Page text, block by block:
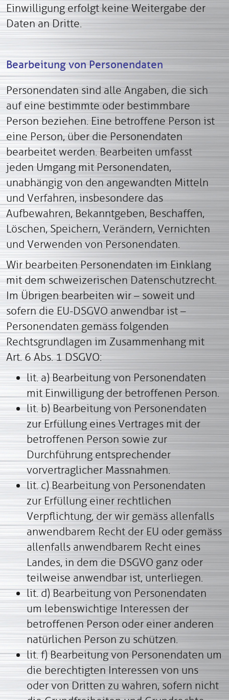
Einwilligung erfolgt keine Weitergabe der
Daten an Dritte.
Bearbeitung von Personendaten
Personendaten sind alle Angaben, die sich
auf eine bestimmte oder bestimmbare
Person beziehen. Eine betroffene Person ist
eine Person, über die Personendaten
bearbeitet werden. Bearbeiten umfasst
jeden Umgang mit Personendaten,
unabhängig von den angewandten Mitteln
und Verfahren, insbesondere das
Aufbewahren, Bekanntgeben, Beschaffen,
Löschen, Speichern, Verändern, Vernichten
und Verwenden von Personendaten.
Wir bearbeiten Personendaten im Einklang
mit dem schweizerischen Datenschutzrecht.
Im Übrigen bearbeiten wir – soweit und
sofern die EU-DSGVO anwendbar ist –
Personendaten gemäss folgenden
Rechtsgrundlagen im Zusammenhang mit
Art. 6 Abs. 1 DSGVO:
lit. a) Bearbeitung von Personendaten
mit Einwilligung der betroffenen Person.
lit. b) Bearbeitung von Personendaten
zur Erfüllung eines Vertrages mit der
betroffenen Person sowie zur
Durchführung entsprechender
vorvertraglicher Massnahmen.
lit. c) Bearbeitung von Personendaten
zur Erfüllung einer rechtlichen
Verpflichtung, der wir gemäss allenfalls
anwendbarem Recht der EU oder gemäss
allenfalls anwendbarem Recht eines
Landes, in dem die DSGVO ganz oder
teilweise anwendbar ist, unterliegen.
lit. d) Bearbeitung von Personendaten
um lebenswichtige Interessen der
betroffenen Person oder einer anderen
natürlichen Person zu schützen.
lit. f) Bearbeitung von Personendaten um
die berechtigten Interessen von uns
oder von Dritten zu wahren, sofern nicht